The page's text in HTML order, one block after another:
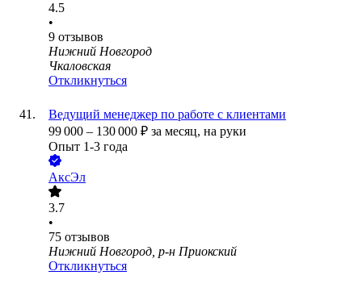
4.5
•
9 отзывов
Нижний Новгород
Чкаловская
Откликнуться
Ведущий менеджер по работе с клиентами
99 000 – 130 000 ₽ за месяц, на руки
Опыт 1-3 года
АксЭл
3.7
•
75 отзывов
Нижний Новгород, р-н Приокский
Откликнуться